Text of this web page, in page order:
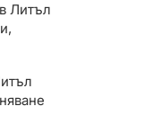
Литъл